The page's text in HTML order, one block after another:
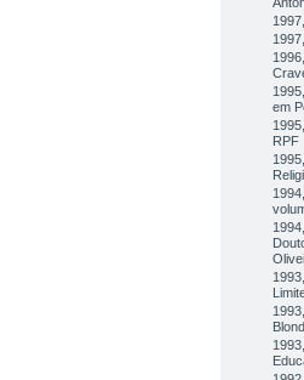
em
RPF